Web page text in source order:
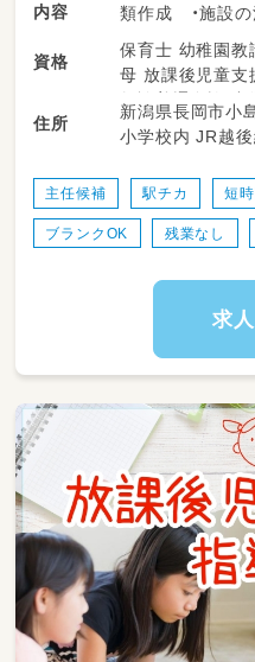
内容
類作成 ・施設
・子どもたちが
活を送れるよ
資格
保育士 幼稚園教諭第一種 幼稚園教諭第二種 保
母 放課後児童支援員・指導員（学童） 高等学校
教諭普通免許 中学校教諭普通免許 小学校教諭
普通免許 社会
住所
新潟県長岡市小
小学校内
主任候補 駅チカ 短時
ブランクOK 残業なし
求